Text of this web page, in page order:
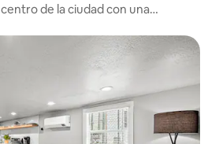
de la ciudad con una